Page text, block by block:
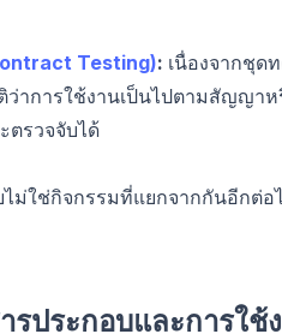
Testing): เนื่องจากชุด
าการใช้งานเป็นไปตามสัญญา
ตรวจจับได้
ม่ใช่กิจกรรมที่แยกจากกันอีกต่
รประกอบและการใช้